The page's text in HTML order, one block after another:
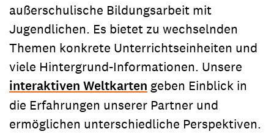
außerschulische Bildungsarbeit mit
Jugendlichen. Es bietet zu wechselnden
Themen konkrete Unterrichtseinheiten und
viele Hintergrund-Informationen. Unsere
interaktiven Weltkarten geben Einblick in
die Erfahrungen unserer Partner und
ermöglichen unterschiedliche Perspektiven.